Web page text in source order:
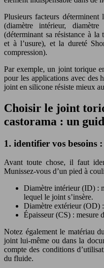
Plusieurs facteurs
(diamètre intérieur,
(déterminant sa résistance à
et à l’usure), et la dureté
compression).
Par exemple, un joint torique
pour les applications avec des
joint en silicone résiste mieux
Choisir le joint
castorama : un
1. identifier vos besoins
Avant toute chose, il faut
Munissez-vous d’un pied à
Diamètre intérieur (ID) :
lequel le joint s’insère.
Diamètre extérieur (OD)
Épaisseur (CS) : mesure
Notez également le matériau
joint lui-même ou dans la
compte des conditions
du fluide.